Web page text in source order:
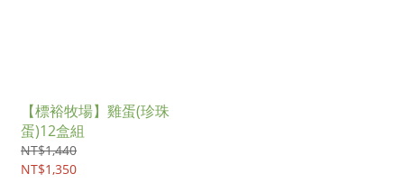
【標裕牧場】雞蛋(珍珠
蛋)12盒組
NT$1,440
NT$1,350